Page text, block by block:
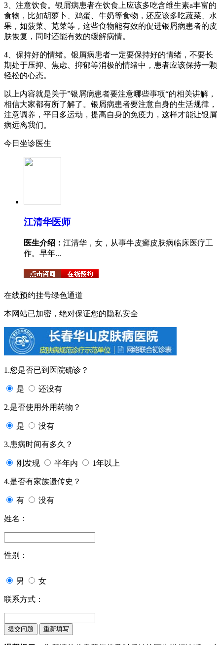
3、注意饮食。银屑病患者在饮食上应该多吃含维生素a丰富的
食物，比如胡萝卜、鸡蛋、牛奶等食物，还应该多吃蔬菜、水
果，如菠菜、苋菜等，这些食物能有效的促进银屑病患者的皮
肤恢复，同时还能有效的缓解病情。
4、保持好的情绪。银屑病患者一定要保持好的情绪，不要长
期处于压抑、焦虑、抑郁等消极的情绪中，患者应该保持一颗
轻松的心态。
以上内容就是关于”银屑病患者要注意哪些事项“的相关讲解，
相信大家都有所了解了。银屑病患者要注意自身的生活规律，
注意调养，平日多运动，提高自身的免疫力，这样才能让银屑
病远离我们。
今日坐诊医生
江清华医师
医生介绍： 江清华，女，从事牛皮癣皮肤病临床医疗工
作。早年...
在线预约挂号绿色通道
本网站已加密，绝对保证您的隐私安全
1.您是否已到医院确诊？
是 还没有
2.是否使用外用药物？
是 没有
3.患病时间有多久？
刚发现 半年内 1年以上
4.是否有家族遗传史？
有 没有
姓名：
性别：
男 女
联系方式：